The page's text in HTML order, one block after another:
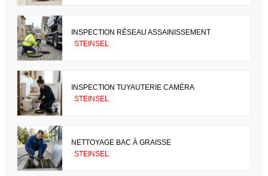
INSPECTION RÉSEAU ASSAINISSEMENT
STEINSEL
INSPECTION TUYAUTERIE CAMÉRA
STEINSEL
NETTOYAGE BAC À GRAISSE
STEINSEL